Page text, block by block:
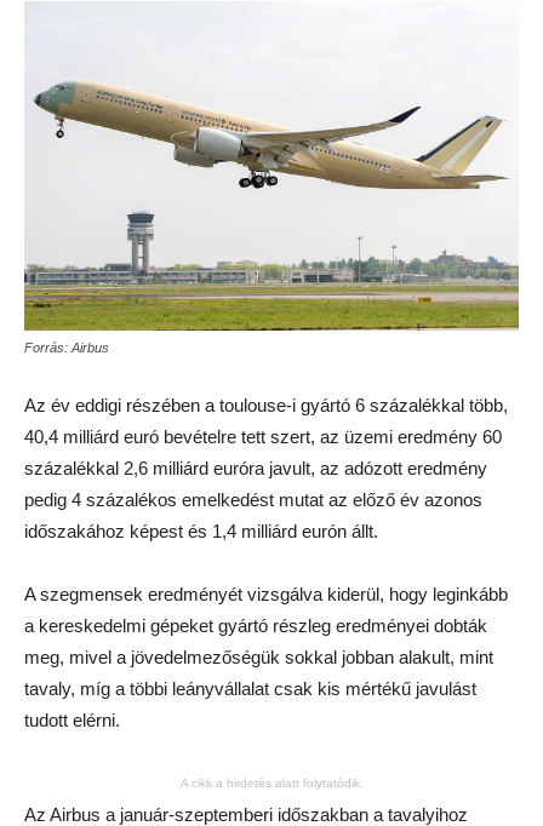
Forrás: Airbus
Az év eddigi részében a toulouse-i gyártó 6 százalékkal több,
40,4 milliárd euró bevételre tett szert, az üzemi eredmény 60
százalékkal 2,6 milliárd euróra javult, az adózott eredmény
pedig 4 százalékos emelkedést mutat az előző év azonos
időszakához képest és 1,4 milliárd eurón állt.
A szegmensek eredményét vizsgálva kiderül, hogy leginkább
a kereskedelmi gépeket gyártó részleg eredményei dobták
meg, mivel a jövedelmezőségük sokkal jobban alakult, mint
tavaly, míg a többi leányvállalat csak kis mértékű javulást
tudott elérni.
A cikk a hirdetés alatt folytatódik.
Az Airbus a január-szeptemberi időszakban a tavalyihoz